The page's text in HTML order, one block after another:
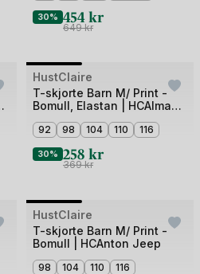
30% 454kr
649kr
Outlet
Bilde
av
HustClaire
T-skjorte Barn M/ Print -
Bomull, Elastan | HCAlma
Ice cream
92 98 104 110 116
30% 258 kr
369kr
Outlet
Bilde
av
HustClaire
T-skjorte Barn M/ Print -
Bomull | HCAnton Jeep
98 104 110 116